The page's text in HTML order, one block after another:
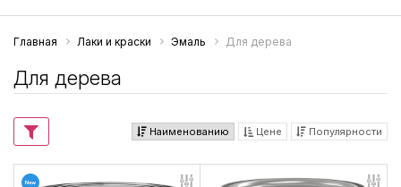
Главная Лаки и краски Эмаль Для дерева
Для дерева
Наименованию Цене Популярности